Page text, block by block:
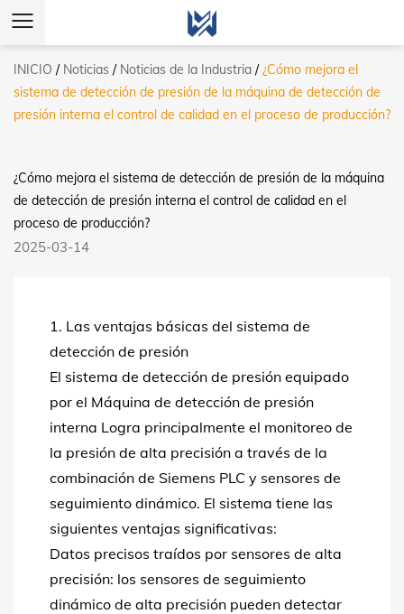
INICIO / Noticias / Noticias de la Industria /¿Cómo mejora el
sistema de detección de presión de la máquina de detección de
presión interna el control de calidad en el proceso de producción?
¿Cómo mejora el sistema de detección de presión de la máquina
de detección de presión interna el control de calidad en el
proceso de producción?
2025-03-14
1. Las ventajas básicas del sistema de
detección de presión
El sistema de detección de presión equipado
por el Máquina de detección de presión
interna Logra principalmente el monitoreo de
la presión de alta precisión a través de la
combinación de Siemens PLC y sensores de
seguimiento dinámico. El sistema tiene las
siguientes ventajas significativas:
Datos precisos traídos por sensores de alta
precisión: los sensores de seguimiento
dinámico de alta precisión pueden detectar